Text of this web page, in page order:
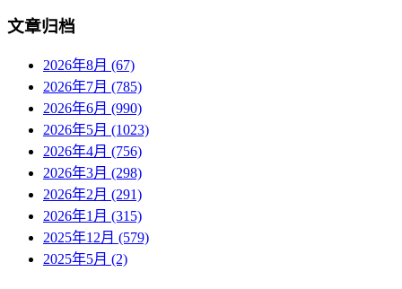
文章归档
2026年8月 (67)
2026年7月 (785)
2026年6月 (990)
2026年5月 (1023)
2026年4月 (756)
2026年3月 (298)
2026年2月 (291)
2026年1月 (315)
2025年12月 (579)
2025年5月 (2)